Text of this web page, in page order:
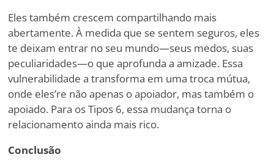
Eles também crescem compartilhando mais
abertamente. À medida que se sentem seguros, eles
te deixam entrar no seu mundo—seus medos, suas
peculiaridades—o que aprofunda a amizade. Essa
vulnerabilidade a transforma em uma troca mútua,
onde eles’re não apenas o apoiador, mas também o
apoiado. Para os Tipos 6, essa mudança torna o
relacionamento ainda mais rico.
Conclusão